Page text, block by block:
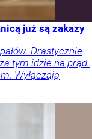
już są zakazy
Drastycznie
tym idzie na prąd.
Wyłączają